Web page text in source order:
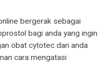
bergerak sebagai
bagi anda yang ingin
obat cytotec dan anda
cara mengatasi